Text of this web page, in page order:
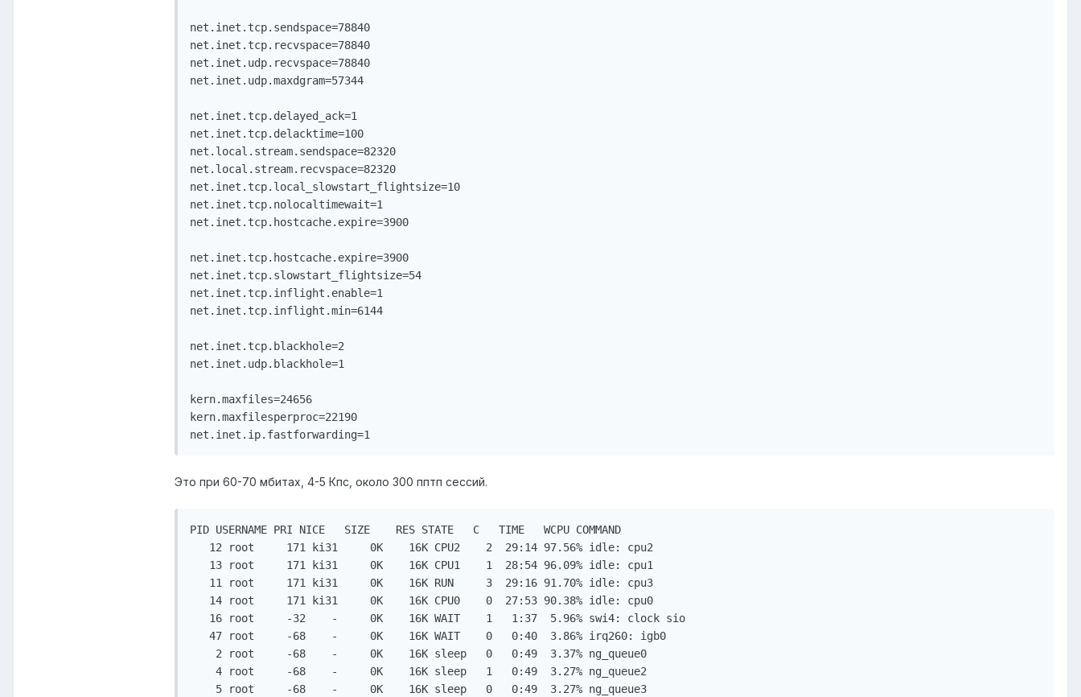
net.inet.tcp.sendspace=78840
net.inet.tcp.recvspace=78840
net.inet.udp.recvspace=78840
net.inet.udp.maxdgram=57344
net.inet.tcp.delayed_ack=1
net.inet.tcp.delacktime=100
net.local.stream.sendspace=82320
net.local.stream.recvspace=82320
net.inet.tcp.local_slowstart_flightsize=10
net.inet.tcp.nolocaltimewait=1
net.inet.tcp.hostcache.expire=3900
net.inet.tcp.hostcache.expire=3900
net.inet.tcp.slowstart_flightsize=54
net.inet.tcp.inflight.enable=1
net.inet.tcp.inflight.min=6144
net.inet.tcp.blackhole=2
net.inet.udp.blackhole=1
kern.maxfiles=24656
kern.maxfilesperproc=22190
net.inet.ip.fastforwarding=1
Это при 60-70 мбитах, 4-5 Кпс, около 300 пптп сессий.
PID USERNAME PRI NICE   SIZE    RES STATE   C   TIME   WCPU COMMAND
12 root     171 ki31     0K    16K CPU2    2  29:14 97.56% idle: cpu2
13 root     171 ki31     0K    16K CPU1    1  28:54 96.09% idle: cpu1
11 root     171 ki31     0K    16K RUN     3  29:16 91.70% idle: cpu3
14 root     171 ki31     0K    16K CPU0    0  27:53 90.38% idle: cpu0
16 root     -32    -     0K    16K WAIT    1   1:37  5.96% swi4: clock sio
47 root     -68    -     0K    16K WAIT    0   0:40  3.86% irq260: igb0
2 root     -68    -     0K    16K sleep   0   0:49  3.37% ng_queue0
4 root     -68    -     0K    16K sleep   1   0:49  3.27% ng_queue2
5 root     -68    -     0K    16K sleep   0   0:49  3.27% ng_queue3